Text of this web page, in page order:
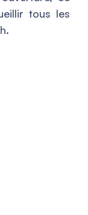
tous les